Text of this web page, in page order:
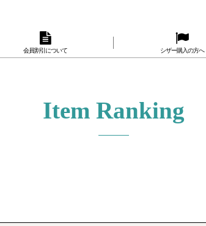
会員割引について シザー購入の方へ
Item Ranking